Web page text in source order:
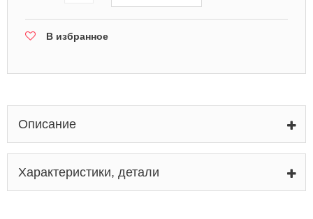
В избранное
Описание
Характеристики, детали